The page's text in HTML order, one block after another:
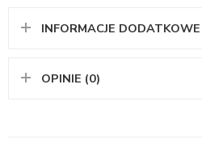
INFORMACJE DODATKOWE
OPINIE (0)